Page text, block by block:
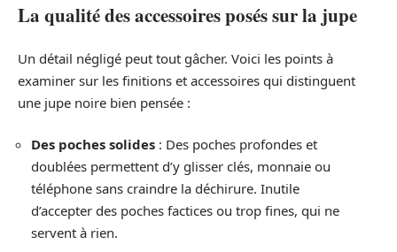
La qualité des accessoires posés sur la jupe
Un détail négligé peut tout gâcher. Voici les points à
examiner sur les finitions et accessoires qui distinguent
une jupe noire bien pensée :
Des poches solides : Des poches profondes et
doublées permettent d’y glisser clés, monnaie ou
téléphone sans craindre la déchirure. Inutile
d’accepter des poches factices ou trop fines, qui ne
servent à rien.